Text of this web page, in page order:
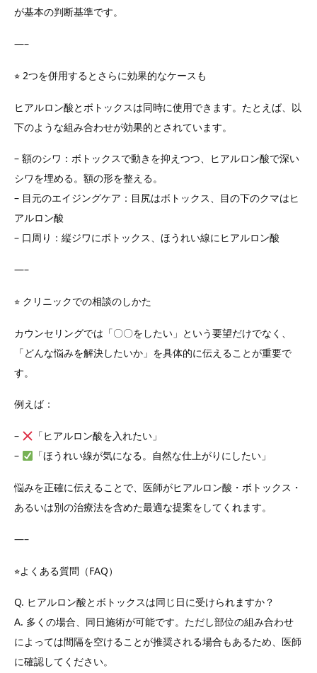
が基本の判断基準です。
—–
⭐︎ 2つを併用するとさらに効果的なケースも
ヒアルロン酸とボトックスは同時に使用できます。たとえば、以
下のような組み合わせが効果的とされています。
– 額のシワ：ボトックスで動きを抑えつつ、ヒアルロン酸で深い
シワを埋める。額の形を整える。
– 目元のエイジングケア：目尻はボトックス、目の下のクマはヒ
アルロン酸
– 口周り：縦ジワにボトックス、ほうれい線にヒアルロン酸
—–
⭐︎ クリニックでの相談のしかた
カウンセリングでは「〇〇をしたい」という要望だけでなく、
「どんな悩みを解決したいか」を具体的に伝えることが重要で
す。
例えば：
–
「ヒアルロン酸を入れたい」
–
「ほうれい線が気になる。自然な仕上がりにしたい」
悩みを正確に伝えることで、医師がヒアルロン酸・ボトックス・
あるいは別の治療法を含めた最適な提案をしてくれます。
—–
⭐︎よくある質問（FAQ）
Q. ヒアルロン酸とボトックスは同じ日に受けられますか？
A. 多くの場合、同日施術が可能です。ただし部位の組み合わせ
によっては間隔を空けることが推奨される場合もあるため、医師
に確認してください。